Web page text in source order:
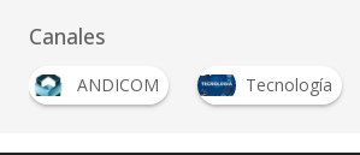
Canales
ANDICOM Tecnología